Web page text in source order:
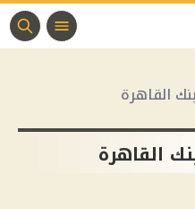
القاهرة
القاهرة